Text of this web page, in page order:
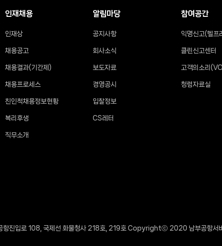
인재채용
인재상
채용공고
채용결과(기간제)
채용프로세스
친인척채용정보현황
복리후생
직무소개
알림마당
공지사항
회사소식
보도자료
경영공시
입찰정보
CS레터
참여공간
익명신고(헬프
클린신고센터
고객의소리
청렴자료실
진입로 108, 국제선 화물청사 218호, 219호 Copyrightⓒ 2020 남부공항서